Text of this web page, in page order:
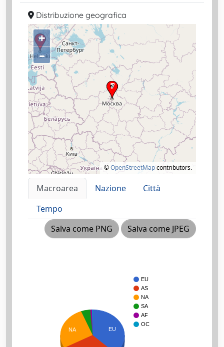
Distribuzione geografica
+
–
©OpenStreetMapcontributors.
Macroarea Nazione
Città
Tempo
Salva come PNG
Salva come JPEG
EU
AS
NA
SA
AF
OC
EU
NA